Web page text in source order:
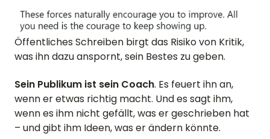
Öffentliches Schreiben birgt das Risiko von Kritik,
was ihn dazu anspornt, sein Bestes zu geben.
Sein Publikum ist sein Coach. Es feuert ihn an,
wenn er etwas richtig macht. Und es sagt ihm,
wenn es ihm nicht gefällt, was er geschrieben hat
– und gibt ihm Ideen, was er ändern könnte.